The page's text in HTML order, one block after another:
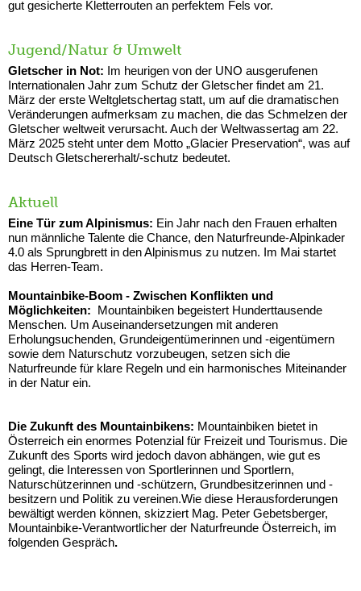
gut gesicherte Kletterrouten an perfektem Fels vor.
Jugend/Natur & Umwelt
Gletscher in Not: Im heurigen von der UNO ausgerufenen
Internationalen Jahr zum Schutz der Gletscher findet am 21.
März der erste Weltgletschertag statt, um auf die dramatischen
Veränderungen aufmerksam zu machen, die das Schmelzen der
Gletscher weltweit verursacht. Auch der Weltwassertag am 22.
März 2025 steht unter dem Motto „Glacier Preservation“, was auf
Deutsch Gletschererhalt/-schutz bedeutet.
Aktuell
Eine Tür zum Alpinismus: Ein Jahr nach den Frauen erhalten
nun männliche Talente die Chance, den Naturfreunde-Alpinkader
4.0 als Sprungbrett in den Alpinismus zu nutzen. Im Mai startet
das Herren-Team.
Mountainbike-Boom - Zwischen Konflikten und
Möglichkeiten: Mountainbiken begeistert Hunderttausende
Menschen. Um Auseinandersetzungen mit anderen
Erholungsuchenden, Grundeigentümerinnen und -eigentümern
sowie dem Naturschutz vorzubeugen, setzen sich die
Naturfreunde für klare Regeln und ein harmonisches Miteinander
in der Natur ein.
Die Zukunft des Mountainbikens: Mountainbiken bietet in
Österreich ein enormes Potenzial für Freizeit und Tourismus. Die
Zukunft des Sports wird jedoch davon abhängen, wie gut es
gelingt, die Interessen von Sportlerinnen und Sportlern,
Naturschützerinnen und -schützern, Grundbesitzerinnen und -
besitzern und Politik zu vereinen.Wie diese Herausforderungen
bewältigt werden können, skizziert Mag. Peter Gebetsberger,
Mountainbike-Verantwortlicher der Naturfreunde Österreich, im
folgenden Gespräch.